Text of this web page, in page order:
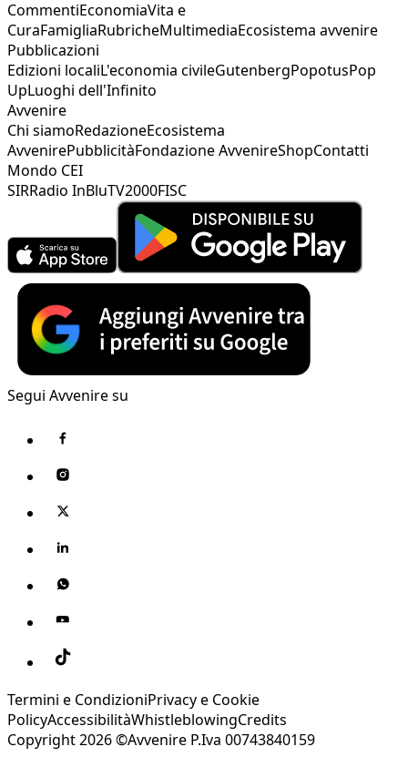
CommentiEconomiaVita e
CuraFamigliaRubricheMultimediaEcosistema avvenire
Pubblicazioni
Edizioni localiL'economia civileGutenbergPopotusPop
UpLuoghi dell'Infinito
Avvenire
Chi siamoRedazioneEcosistema
AvvenirePubblicitàFondazione AvvenireShopContatti
Mondo CEI
SIRRadio InBluTV2000FISC
Segui Avvenire su
Termini e CondizioniPrivacy e Cookie
PolicyAccessibilitàWhistleblowingCredits
Copyright 2026 ©Avvenire P.Iva 00743840159